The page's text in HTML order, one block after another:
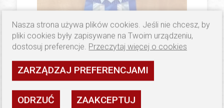
SPECIAL ORDER
Kotyliony (Floo) BIG SIZE F
Dostępność: wysoka
Nasza strona używa plików cookies. Jeśli nie chcesz, by
pliki cookies były zapisywane na Twoim urządzeniu,
dostosuj preferencje. Przeczytaj więcej o cookies
ZARZĄDZAJ PREFERENCJAMI
ODRZUĆ ZAAKCEPTUJ